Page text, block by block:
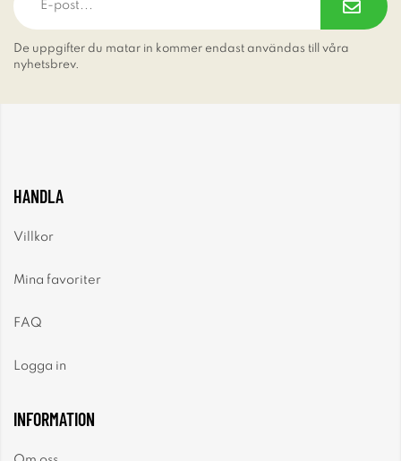
De uppgifter du matar in kommer endast användas till våra
nyhetsbrev.
HANDLA
Villkor
Mina favoriter
FAQ
Logga in
INFORMATION